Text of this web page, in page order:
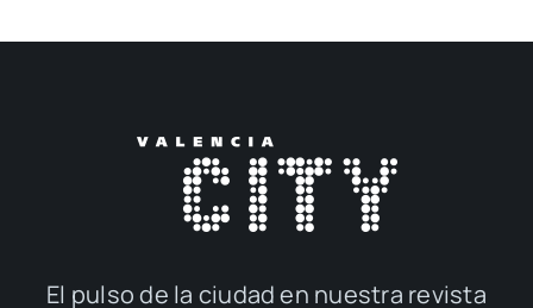
El pul­so de la ciu­dad en nues­tra revis­ta